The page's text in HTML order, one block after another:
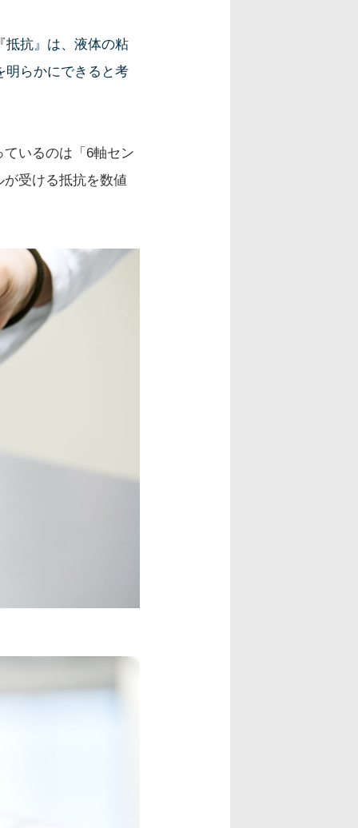
抵抗』は、液体の粘
明らかにできると考
いるのは「6軸セン
受ける抵抗を数値